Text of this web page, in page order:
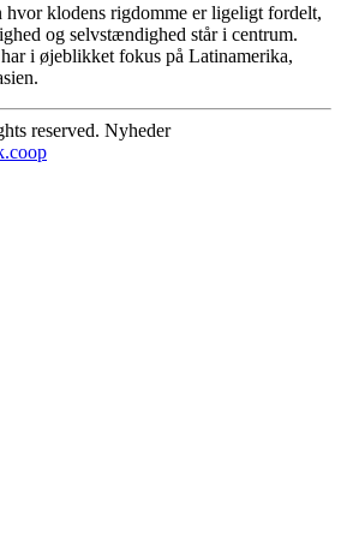
hvor klodens rigdomme er ligeligt fordelt,
og selvstændighed står i centrum.
i øjeblikket fokus på Latinamerika,
reserved. Nyheder